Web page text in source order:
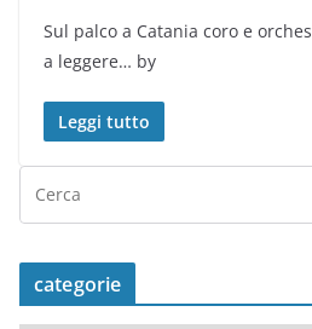
Sul palco a Catania coro e
a leggere… by
Leggi tutto
categorie